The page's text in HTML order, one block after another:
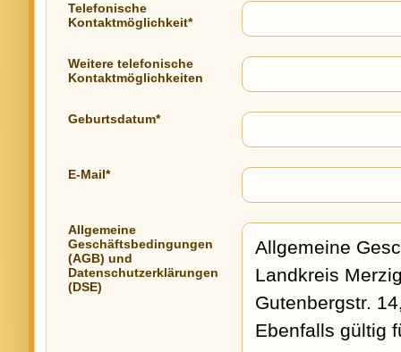
Telefonische
Kontaktmöglichkeit*
Weitere telefonische
Kontaktmöglichkeiten
Geburtsdatum*
E-Mail*
Allgemeine
Geschäftsbedingungen
(AGB) und
Datenschutzerklärungen
(DSE)